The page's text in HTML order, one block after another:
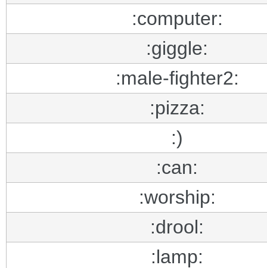
:computer:
:giggle:
:male-fighter2:
:pizza:
:)
:can:
:worship:
:drool:
:lamp: